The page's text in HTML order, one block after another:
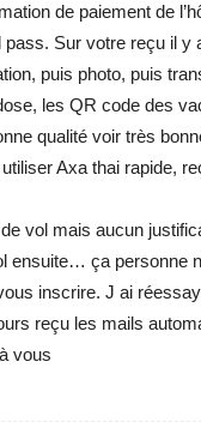
de paiement de
Sur votre reçu il y
puis photo, puis
les QR code des
qualité voir très
Axa thai rapide,
vol mais aucun
ensuite… ça personne
inscrire. J ai
reçu les mails
vous